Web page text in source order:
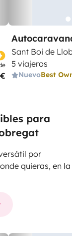
Autocaravana
Sant Boi de
5 viajeros
NuevoBest
para
por
quieras, en la